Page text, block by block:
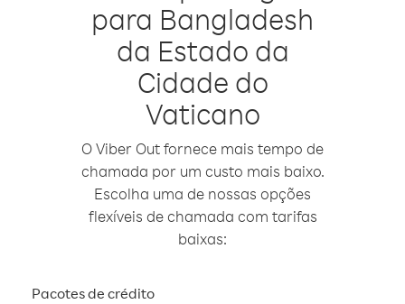
para Bangladesh
da Estado da
Cidade do
Vaticano
O Viber Out fornece mais tempo de
chamada por um custo mais baixo.
Escolha uma de nossas opções
flexíveis de chamada com tarifas
baixas:
Pacotes de crédito